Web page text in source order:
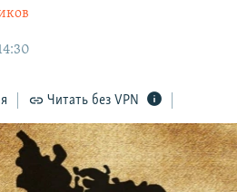
Читать без VPN